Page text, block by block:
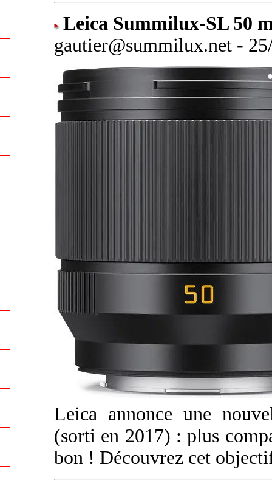
Leica Summilux-SL 50
gautier@summilux.net -
Leica annonce une
(sorti en 2017) : plus
bon ! Découvrez cet